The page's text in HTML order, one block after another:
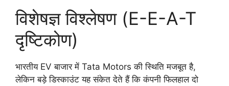
विशेषज्ञ विश्लेषण (E-E-A-T
दृष्टिकोण)
भारतीय EV बाजार में Tata Motors की स्थिति मजबूत है,
लेकिन बड़े डिस्काउंट यह संकेत देते हैं कि कंपनी फिलहाल दो